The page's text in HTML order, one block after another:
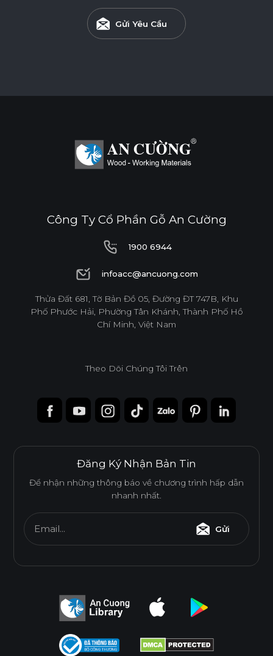
Gửi Yêu Cầu
Công Ty Cổ Phần Gỗ An Cường
1900 6944
1900 6944
infoacc@ancuong.com
infoacc@ancuong.com
Thửa Đất 681, Tờ Bản Đồ 05, Đường ĐT 747B, Khu
Phố Phước Hải, Phường Tân Khánh, Thành Phố Hồ
Chí Minh, Việt Nam
Theo Dõi Chúng Tôi Trên
Đăng Ký Nhận Bản Tin
Để nhận những thông báo về chương trình hấp dẫn
nhanh nhất.
Email... Gửi